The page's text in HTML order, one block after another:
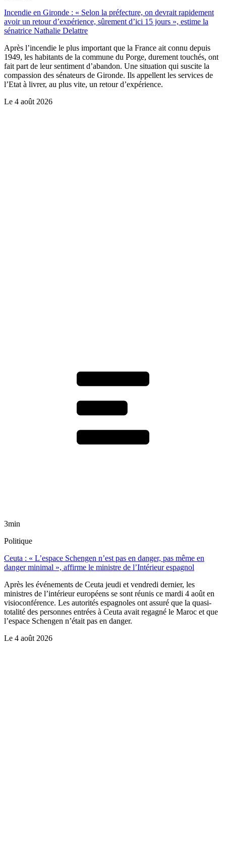
Incendie en Gironde : « Selon la préfecture, on devrait rapidement
avoir un retour d’expérience, sûrement d’ici 15 jours », estime la
sénatrice Nathalie Delattre
Après l’incendie le plus important que la France ait connu depuis
1949, les habitants de la commune du Porge, durement touchés, ont
fait part de leur sentiment d’abandon. Une situation qui suscite la
compassion des sénateurs de Gironde. Ils appellent les services de
l’Etat à livrer, au plus vite, un retour d’expérience.
Le 4 août 2026
3min
Politique
Ceuta : « L’espace Schengen n’est pas en danger, pas même en
danger minimal », affirme le ministre de l’Intérieur espagnol
Après les événements de Ceuta jeudi et vendredi dernier, les
ministres de l’intérieur européens se sont réunis ce mardi 4 août en
visioconférence. Les autorités espagnoles ont assuré que la quasi-
totalité des personnes entrées à Ceuta avait regagné le Maroc et que
l’espace Schengen n’était pas en danger.
Le 4 août 2026